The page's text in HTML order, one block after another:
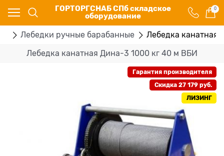
ГОРТОРГСНАБ СПб складское
оборудование
0
Лебедки ручные барабанные Лебедка канатная
Лебедка канатная Дина-3 1000 кг 40 м ВБИ
Гарантия производителя
Скидка 27 179 руб.
ЛИЗИНГ